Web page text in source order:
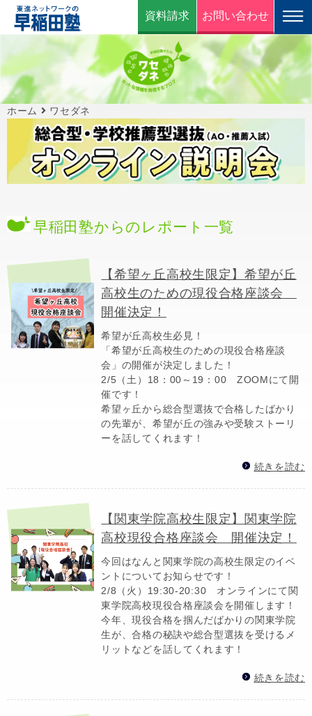
資料請求 お問い合わせ
ホーム ワセダネ
早稲田塾からのレポート一覧
【希望ヶ丘高校生限定】希望が丘
高校生のための現役合格座談会
開催決定！
希望が丘高校生必見！
「希望が丘高校生のための現役合格座談
会」の開催が決定しました！
2/5（土）18：00～19：00 ZOOMにて開
催です！
希望ヶ丘から総合型選抜で合格したばかり
の先輩が、希望が丘の強みや受験ストーリ
ーを話してくれます！
続きを読む
【関東学院高校生限定】関東学院
高校現役合格座談会 開催決定！
今回はなんと関東学院の高校生限定のイベ
ントについてお知らせです！
2/8（火）19:30-20:30 オンラインにて関
東学院高校現役合格座談会を開催します！
今年、現役合格を掴んだばかりの関東学院
生が、合格の秘訣や総合型選抜を受けるメ
リットなどを話してくれます！
続きを読む